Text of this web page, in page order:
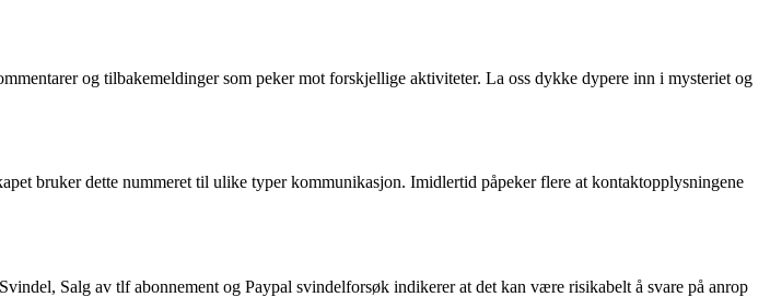
og tilbakemeldinger som peker mot forskjellige aktiviteter. La oss dykke dypere inn i mysteriet og
bruker dette nummeret til ulike typer kommunikasjon. Imidlertid påpeker flere at kontaktopplysningene
Salg av tlf abonnement og Paypal svindelforsøk indikerer at det kan være risikabelt å svare på anrop